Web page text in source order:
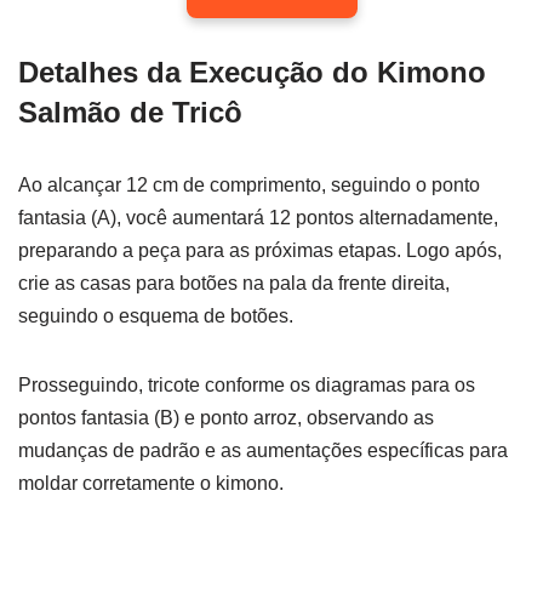
Detalhes da Execução do Kimono
Salmão de Tricô
Ao alcançar 12 cm de comprimento, seguindo o ponto
fantasia (A), você aumentará 12 pontos alternadamente,
preparando a peça para as próximas etapas. Logo após,
crie as casas para botões na pala da frente direita,
seguindo o esquema de botões.
Prosseguindo, tricote conforme os diagramas para os
pontos fantasia (B) e ponto arroz, observando as
mudanças de padrão e as aumentações específicas para
moldar corretamente o kimono.